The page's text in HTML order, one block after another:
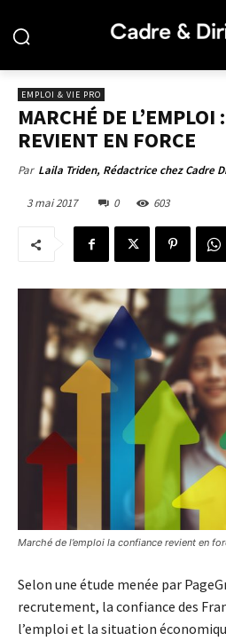
EMPLOI & VIE PRO
MARCHÉ DE
REVIENT EN FORCE
Par Laila Triden, Rédactrice chez Cadre
3 mai 2017 0 603
Marché de l’emploi la confiance revient en
Selon une étude menée par
recrutement, la confiance des
l’emploi et la situation